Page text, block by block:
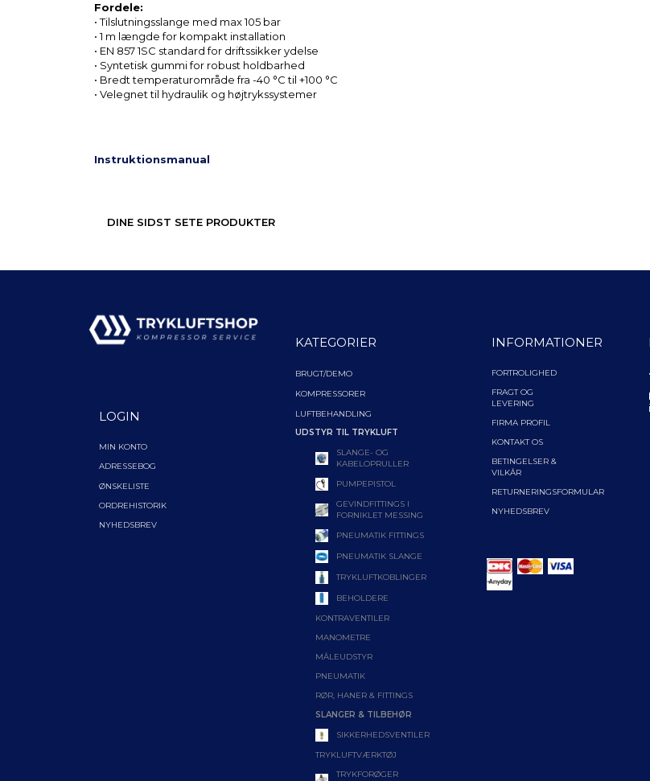
Fordele:
• Tilslutningsslange med max 105 bar
• 1 m længde for kompakt installation
• EN 857 1SC standard for driftssikker ydelse
• Syntetisk gummi for robust holdbarhed
• Bredt temperaturområde fra -40 °C til +100 °C
• Velegnet til hydraulik og højtrykssystemer
Instruktionsmanual
DINE SIDST SETE PRODUKTER
LOGIN
MIN KONTO
ADRESSEBOG
ØNSKELISTE
ORDREHISTORIK
NYHEDSBREV
KATEGORIER
BRUGT/DEMO
KOMPRESSORER
LUFTBEHANDLING
UDSTYR TIL TRYKLUFT
SLANGE- OG
KABELOPRULLER
PUMPEPISTOL
GEVINDFITTINGS I
FORNIKLET MESSING
PNEUMATIK FITTINGS
PNEUMATIK SLANGE
TRYKLUFTKOBLINGER
BEHOLDERE
KONTRAVENTILER
MANOMETRE
MÅLEUDSTYR
PNEUMATIK
RØR, HANER & FITTINGS
SLANGER & TILBEHØR
SIKKERHEDSVENTILER
TRYKLUFTVÆRKTØJ
TRYKFORØGER
INFORMATIONER
FORTROLIGHED
FRAGT OG
LEVERING
FIRMA PROFIL
KONTAKT OS
BETINGELSER &
VILKÅR
RETURNERINGSFORMULAR
NYHEDSBREV